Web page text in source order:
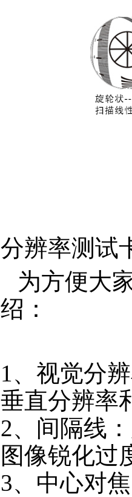
分辨率测试
为方便大
绍：
1、视觉分
垂直分辨率
2、间隔线
图像锐化过
3、中心对